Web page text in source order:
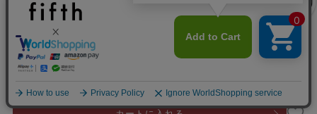
¥1,595 税込
【8/21(金)11:59まで】